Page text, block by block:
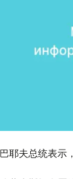
耶夫总统表示